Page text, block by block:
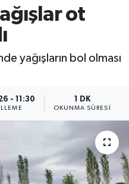
ot
yağışların bol olması
- 11:30 1 DK
OKUNMA SÜRESI
ve Fikstür